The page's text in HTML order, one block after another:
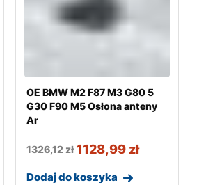
OE BMW M2 F87 M3 G80 5
G30 F90 M5 Osłona anteny
Ar
1326,12zł 1128,99 zł
Dodaj do koszyka